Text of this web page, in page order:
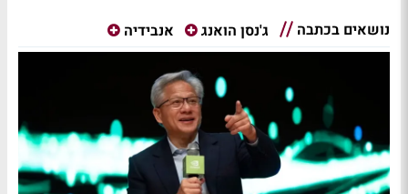
נושאים בכתבה ג'נסן הואנג אנבידיה